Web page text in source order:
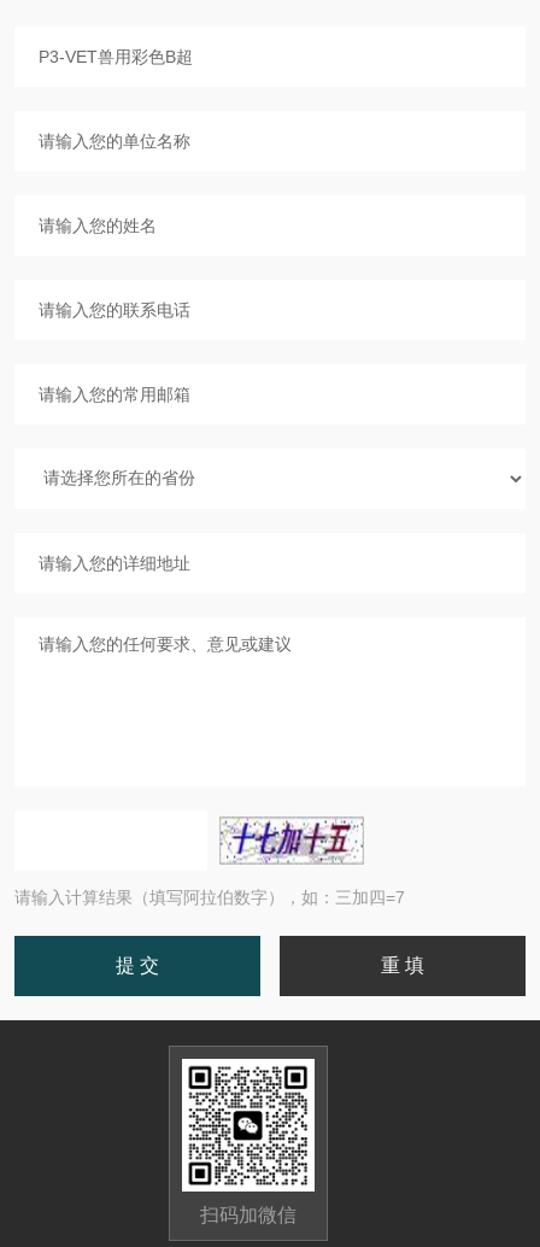
请输入计算结果（填写阿拉伯数字），如：三加四=7
扫码加微信